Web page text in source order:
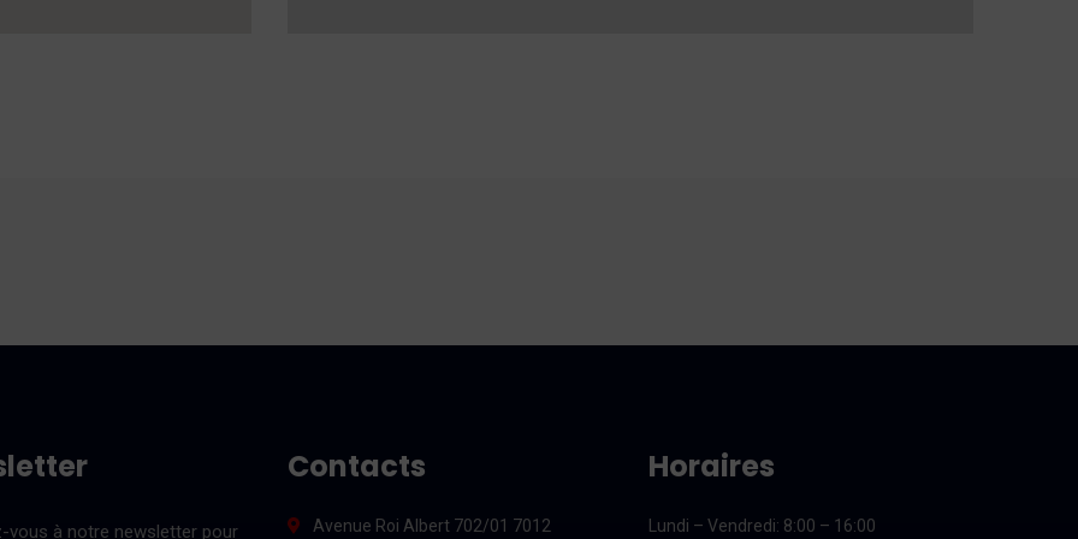
vous à notre newsletter pour
Contacts
Avenue Roi Albert 702/01 7012
Horaires
Lundi – Vendredi: 8:00 – 16:00